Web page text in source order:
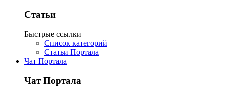
Статьи
Быстрые ссылки
Список категорий
Статьи Портала
Чат Портала
Чат Портала